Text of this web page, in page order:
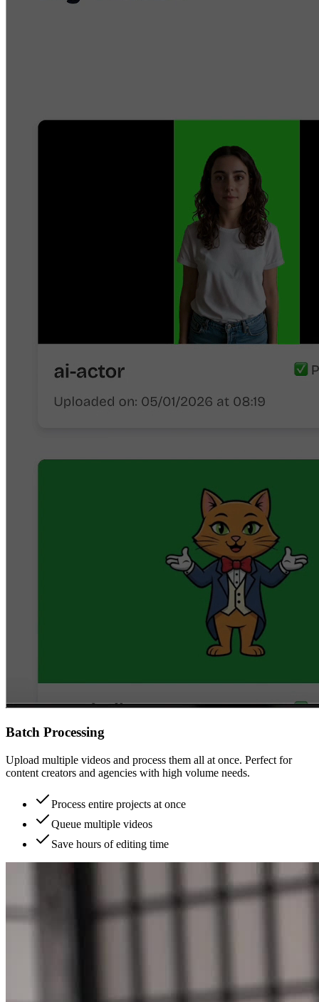
Batch Processing
Upload multiple videos and process them all at once. Perfect for
content creators and agencies with high volume needs.
Process entire projects at once
Queue multiple videos
Save hours of editing time